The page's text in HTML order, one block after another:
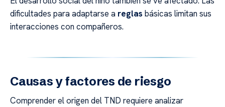
dificultades para adaptarse a reglas básicas limitan sus
interacciones con compañeros.
Causas y factores de riesgo
Comprender el origen del TND requiere analizar